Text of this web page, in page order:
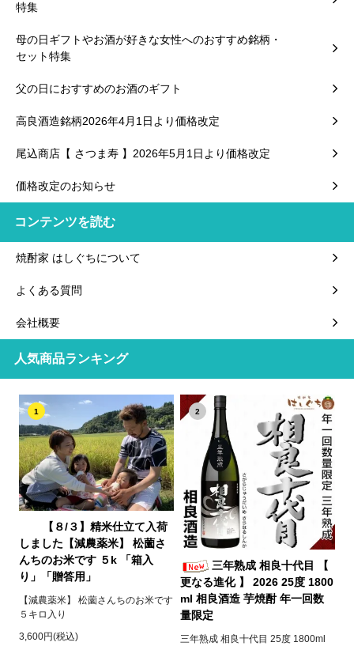
特集
母の日ギフトやお酒が好きな女性へのおすすめ銘柄・
セット特集
父の日におすすめのお酒のギフト
高良酒造銘柄2026年4月1日より価格改定
尾込商店【 さつま寿 】2026年5月1日より価格改定
価格改定のお知らせ
コンテンツを読む
焼酎家 はしぐちについて
よくある質問
会社概要
人気商品ランキング
1
【８/３】精米仕立て入荷
しました【減農薬米】 松薗さ
んちのお米です ５k 「箱入
り」「贈答用」
【減農薬米】 松薗さんちのお米です
５キロ入り
3,600円(税込)
2
三年熟成 相良十代目 【
更なる進化 】 2026 25度 1800
ml 相良酒造 芋焼酎 年一回数
量限定
三年熟成 相良十代目 25度 1800ml